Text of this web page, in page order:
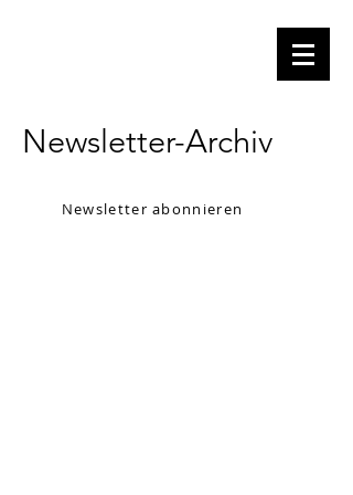
Newsletter-Archiv
Newsletter abonnieren